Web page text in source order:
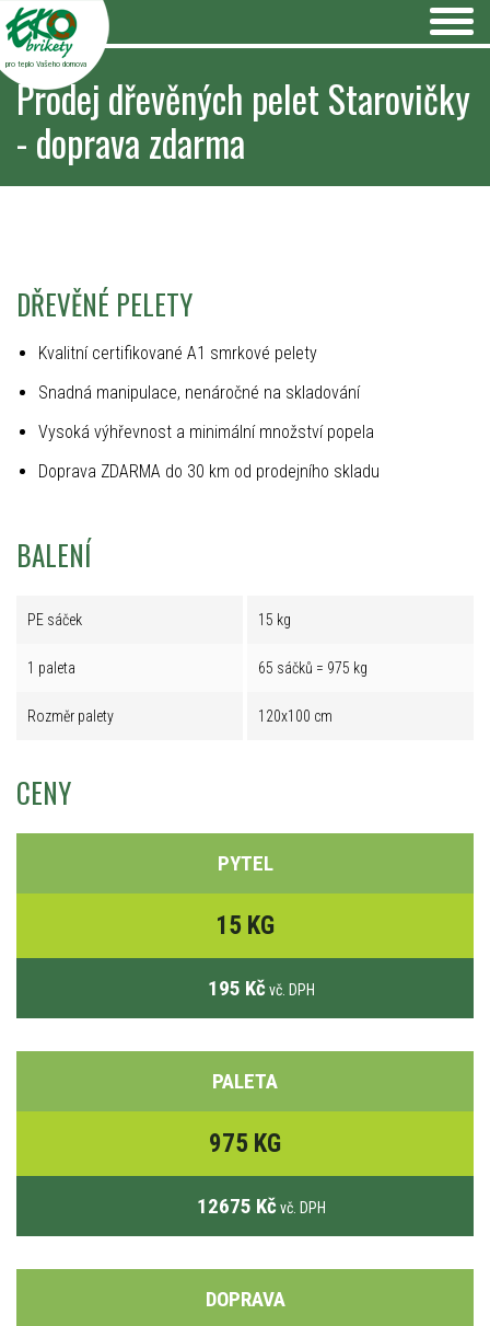
pro teplo Vašeho domova
Prodej dřevěných pelet Starovičky
- doprava zdarma
DŘEVĚNÉ PELETY
Kvalitní certifikované A1 smrkové pelety
Snadná manipulace, nenáročné na skladování
Vysoká výhřevnost a minimální množství popela
Doprava ZDARMA do 30 km od prodejního skladu
BALENÍ
PE sáček 15 kg
1 paleta 65 sáčků = 975 kg
Rozměr palety 120x100 cm
CENY
PYTEL
15 KG
195 Kč vč. DPH
PALETA
975 KG
12675 Kč vč. DPH
DOPRAVA